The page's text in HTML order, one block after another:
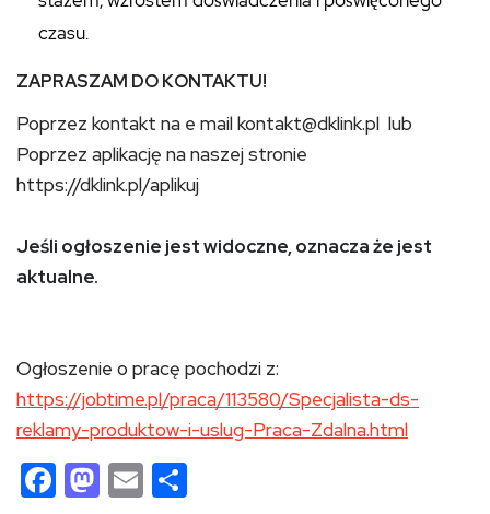
czasu.
ZAPRASZAM DO KONTAKTU!
Poprzez kontakt na e mail kontakt@dklink.pl lub
Poprzez aplikację na naszej stronie
https://dklink.pl/aplikuj
Jeśli ogłoszenie jest widoczne, oznacza że jest
aktualne.
Ogłoszenie o pracę pochodzi z:
https://jobtime.pl/praca/113580/Specjalista-ds-
reklamy-produktow-i-uslug-Praca-Zdalna.html
Facebook
Mastodon
Email